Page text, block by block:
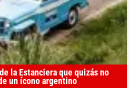
la Estanciera que quizás no
un ícono argentino